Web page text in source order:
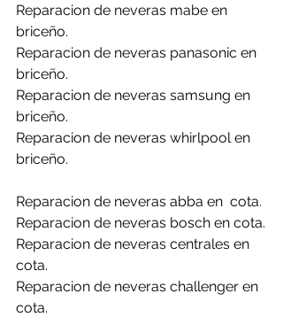
Reparacion de neveras mabe en
briceño.
Reparacion de neveras panasonic en
briceño.
Reparacion de neveras samsung en
briceño.
Reparacion de neveras whirlpool en
briceño.
Reparacion de neveras abba en  cota.
Reparacion de neveras bosch en cota.
Reparacion de neveras centrales en
cota.
Reparacion de neveras challenger en
cota.